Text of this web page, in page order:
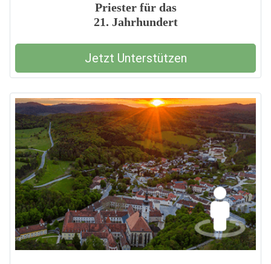
Priester für das
21. Jahrhundert
Jetzt Unterstützen